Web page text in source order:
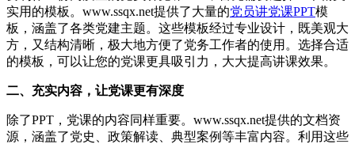
实用的模板。www.ssqx.net提供了大量的党员讲党课PPT模
板，涵盖了各类党建主题。这些模板经过专业设计，既美观大
方，又结构清晰，极大地方便了党务工作者的使用。选择合适
的模板，可以让您的党课更具吸引力，大大提高讲课效果。
二、充实内容，让党课更有深度
除了PPT，党课的内容同样重要。www.ssqx.net提供的文档资
源，涵盖了党史、政策解读、典型案例等丰富内容。利用这些